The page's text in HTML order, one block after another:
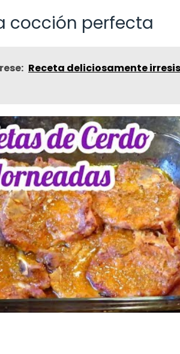
cocción perfecta
Receta deliciosamente